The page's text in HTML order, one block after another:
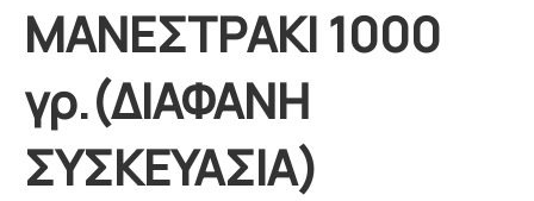
ΜΑΝΕΣΤΡΑΚΙ 1000
γρ.(ΔΙΑΦΑΝΗ
ΣΥΣΚΕΥΑΣΙΑ)